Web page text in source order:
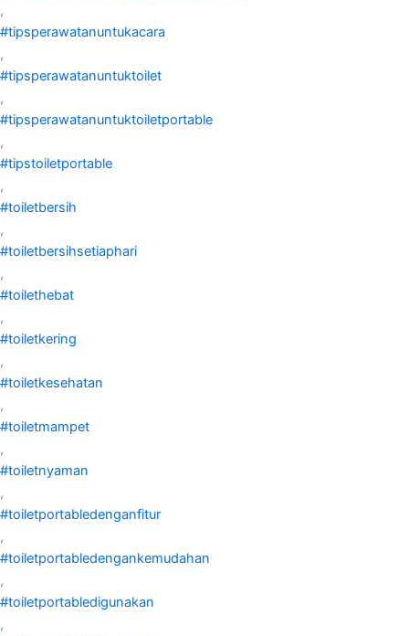
,
#tipsperawatanuntukacara
,
#tipsperawatanuntuktoilet
,
#tipsperawatanuntuktoiletportable
,
#tipstoiletportable
,
#toiletbersih
,
#toiletbersihsetiaphari
,
#toilethebat
,
#toiletkering
,
#toiletkesehatan
,
#toiletmampet
,
#toiletnyaman
,
#toiletportabledenganfitur
,
#toiletportabledengankemudahan
,
#toiletportabledigunakan
,